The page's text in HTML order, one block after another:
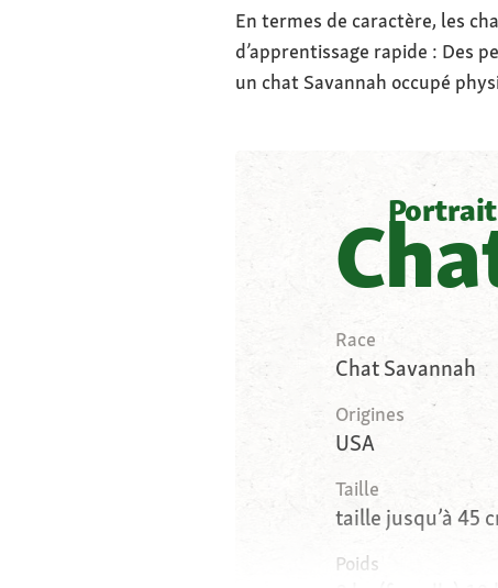
En termes de caractère, les
d’apprentissage rapide : Des
un chat Savannah occupé
Portrait
Race
Chat Savannah
Origines
USA
Taille
taille jusqu’à 45
Poids